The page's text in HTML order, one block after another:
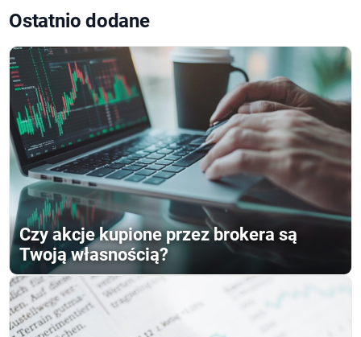
Ostatnio dodane
Czy akcje kupione przez brokera są
Twoją własnością?